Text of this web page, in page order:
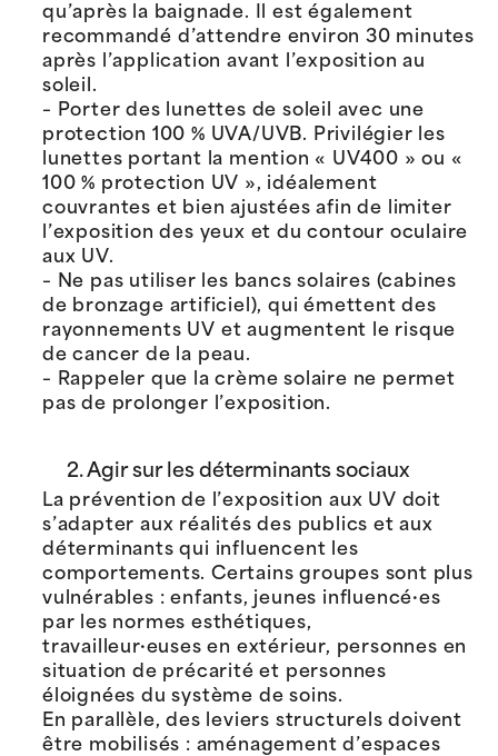
qu’après la baignade. Il est également
recommandé d’attendre environ 30 minutes
après l’application avant l’exposition au
soleil.
– Porter des lunettes de soleil avec une
protection 100 % UVA/UVB. Privilégier les
lunettes portant la mention « UV400 » ou «
100 % protection UV », idéalement
couvrantes et bien ajustées afin de limiter
l’exposition des yeux et du contour oculaire
aux UV.
– Ne pas utiliser les bancs solaires (cabines
de bronzage artificiel), qui émettent des
rayonnements UV et augmentent le risque
de cancer de la peau.
– Rappeler que la crème solaire ne permet
pas de prolonger l’exposition.
2. Agir sur les déterminants sociaux
La prévention de l’exposition aux UV doit
s’adapter aux réalités des publics et aux
déterminants qui influencent les
comportements. Certains groupes sont plus
vulnérables : enfants, jeunes influencé·es
par les normes esthétiques,
travailleur·euses en extérieur, personnes en
situation de précarité et personnes
éloignées du système de soins.
En parallèle, des leviers structurels doivent
être mobilisés : aménagement d’espaces